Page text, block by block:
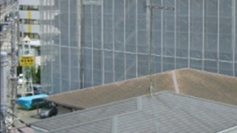
お問い合わせ